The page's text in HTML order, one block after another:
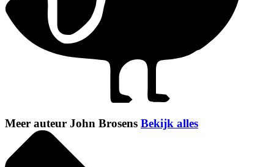
Meer auteur John Brosens Bekijk alles